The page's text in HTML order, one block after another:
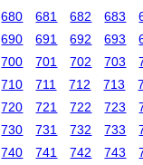
680 681 682 683
690 691 692 693
700 701 702 703
710 711 712 713
720 721 722 723
730 731 732 733
740 741 742 743